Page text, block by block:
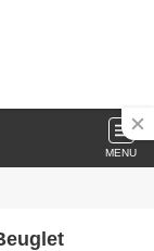
MENU
Nicolas Beuglet